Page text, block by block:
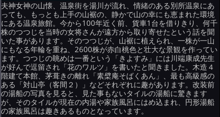
夫神女神の山懐、温泉街を湯川が流れ、情緒のある別所温泉にあ
っても、もっとも上手の山裾の、静かで山の幸にも恵まれた環境
にある温泉旅館。今から100年近く前、貨車1台を借りきり、何千
株のつつじを当時の女将さんが遠方から取り寄せたという話を聞
いた事があります。そのつつじが、山裾に植えられ、一株が一山
にもなる年輪を重ね、2600株が赤白桃色と壮大な景観を作ってい
ます。つつじの眺めは一番という「きよすみ」には川端康成先生
が好んで逗留され「花のワルツ」を書いたと聞きました。木造４
階建て本館、茅葺きの離れ「素檗庵そばくあん」、最も高級感の
ある「対山亭（客間２）」などそれぞれに趣があります。改装前
の湯船の写真を見ると、見た事もないタイルの湯船に驚きます
が、そのタイルが現在の内湯や家族風呂にはめ込まれ、円形湯船
の家族風呂は趣きあるものとなっています。